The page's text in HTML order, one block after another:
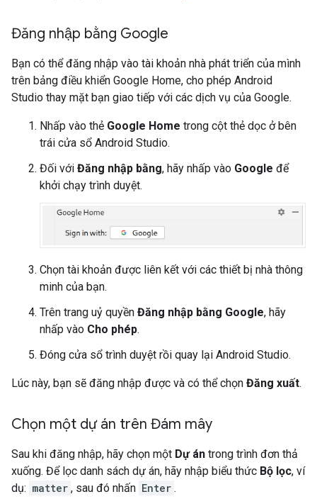
Đăng nhập bằng Google
Bạn có thể đăng nhập vào tài khoản nhà phát triển của mình
trên bảng điều khiển Google Home, cho phép Android
Studio thay mặt bạn giao tiếp với các dịch vụ của Google.
Nhấp vào thẻ Google Home trong cột thẻ dọc ở bên
trái cửa sổ Android Studio.
Đối với Đăng nhập bằng, hãy nhấp vào Google để
khởi chạy trình duyệt.
Chọn tài khoản được liên kết với các thiết bị nhà thông
minh của bạn.
Trên trang uỷ quyền Đăng nhập bằng Google, hãy
nhấp vào Cho phép.
Đóng cửa sổ trình duyệt rồi quay lại Android Studio.
Lúc này, bạn sẽ đăng nhập được và có thể chọn Đăng xuất.
Chọn một dự án trên Đám mây
Sau khi đăng nhập, hãy chọn một Dự án trong trình đơn thả
xuống. Để lọc danh sách dự án, hãy nhập biểu thức Bộ lọc, ví
dụ: matter , sau đó nhấn Enter .